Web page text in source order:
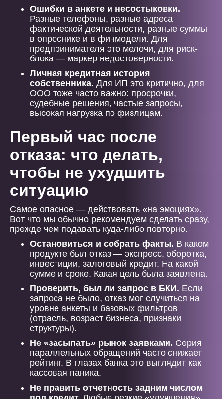
Ошибки в анкете и несостыковки.
Разные телефоны, разные адреса
фактической деятельности, разные суммы
в опроснике и в финмодели. Для
предпринимателя это мелочи, для риск-
блока — маркер недостоверности.
Личная кредитная история
собственника. Для ИП это критично, для
ООО тоже часто важно: просрочки,
судебные решения, частые запросы,
высокая нагрузка по физлицам.
Первый час после
отказа: что делать,
чтобы не ухудшить
ситуацию
Самое опасное — действовать «на эмоциях».
Вот что мы обычно рекомендуем сделать сразу,
прежде чем подавать куда-либо повторно.
Остановиться и собрать факты. В каком
продукте был отказ — экспресс, оборотка,
инвестиции, залоговый кредит. На какой
сумме и сроке. Какая цель была заявлена.
Проверить, был ли запрос в БКИ. Если
запроса не было, отказ мог случиться на
уровне анкеты и базовых фильтров
(отрасль, возраст бизнеса, признаки
структуры).
Не «засыпать» рынок заявками. Серия
параллельных обращений часто снижает
рейтинг. В глазах банка это выглядит как
кассовая паника.
Не править отчетность задним числом